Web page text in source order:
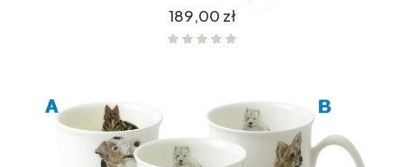
Cena
189,00 zł